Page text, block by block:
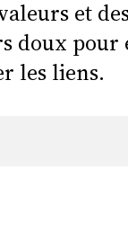
et
doux
les liens.